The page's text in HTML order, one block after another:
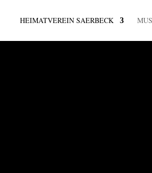
HEIMATVEREIN SAERBECK